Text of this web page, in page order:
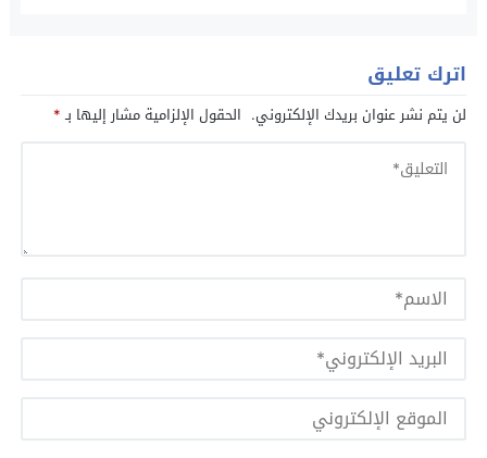
اترك تعليق
لن يتم نشر عنوان بريدك الإلكتروني. الحقول الإلزامية مشار إليها بـ*